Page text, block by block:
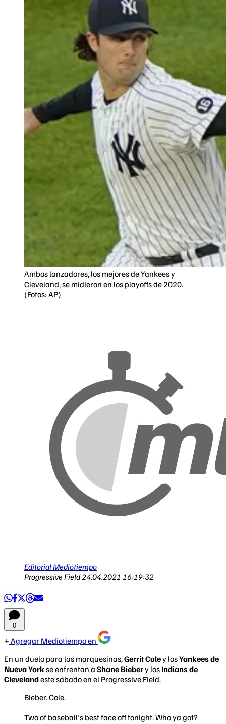
Ambos lanzadores, los mejores de Yankees y
Cleveland, se midieron en los playoffs de 2020.
(Fotos: AP)
Editorial Mediotiempo
Progressive Field24.04.2021 16:19:32
0
Agregar Mediotiempo en
En un duelo para las marquesinas,Gerrit Coley losYankees de
Nueva York se enfrentan a Shane Biebery los Indians de
Clevelandeste sábado en el Progressive Field.
Bieber. Cole.
Two of baseball's best face off tonight. Who ya got?